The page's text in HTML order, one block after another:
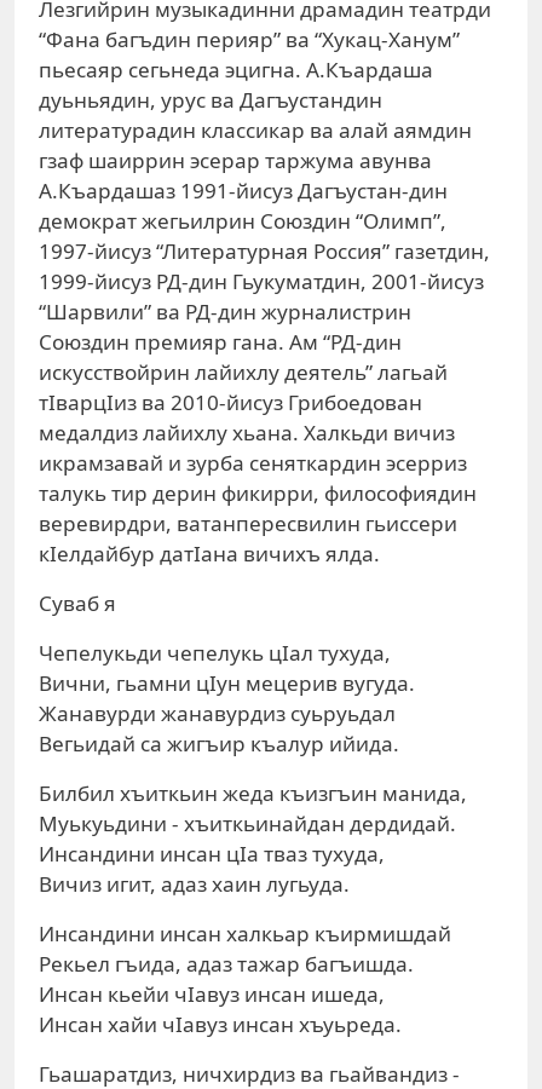
Лезгийрин музыкадинни драмадин театрди
“Фана багъдин перияр” ва “Хукац-Ханум”
пьесаяр сегьнеда эцигна. А.Къардаша
дуьньядин, урус ва Дагъустандин
литературадин классикар ва алай аямдин
гзаф шаиррин эсерар таржума авунва
А.Къардашаз 1991-йисуз Дагъустан-дин
демократ жегьилрин Союздин “Олимп”,
1997-йисуз “Литературная Россия” газетдин,
1999-йисуз РД-дин Гьукуматдин, 2001-йисуз
“Шарвили” ва РД-дин журналистрин
Союздин премияр гана. Ам “РД-дин
искусствойрин лайихлу деятель” лагьай
тIварцIиз ва 2010-йисуз Грибоедован
медалдиз лайихлу хьана. Халкьди вичиз
икрамзавай и зурба сеняткардин эсерриз
талукь тир дерин фикирри, философиядин
веревирдри, ватанпересвилин гьиссери
кIелдайбур датIана вичихъ ялда.
Суваб я
Чепелукьди чепелукь цIал тухуда,
Вични, гьамни цIун мецерив вугуда.
Жанавурди жанавурдиз суьруьдал
Вегьидай са жигъир къалур ийида.
Билбил хъиткьин жеда къизгъин манида,
Муькуьдини - хъиткьинайдан дердидай.
Инсандини инсан цIа тваз тухуда,
Вичиз игит, адаз хаин лугьуда.
Инсандини инсан халкьар къирмишдай
Рекьел гъида, адаз тажар багъишда.
Инсан кьейи чIавуз инсан ишеда,
Инсан хайи чIавуз инсан хъуьреда.
Гьашаратдиз, ничхирдиз ва гьайвандиз -